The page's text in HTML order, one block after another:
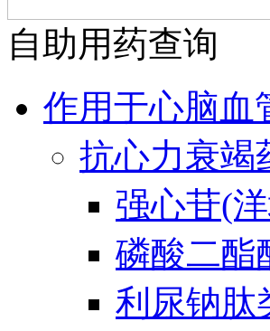
自助用药查询
作用于心脑血
抗心力衰竭
强心苷(
磷酸二酯
利尿钠肽